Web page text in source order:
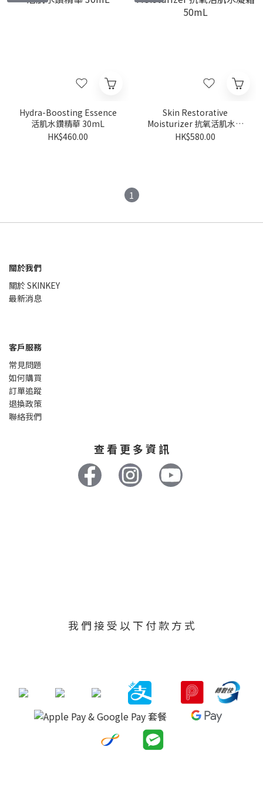
Hydra-Boosting Essence
活肌水鑽精華 30mL
HK$460.00
Skin Restorative
Moisturizer 抗氧活肌水凝
霜 50mL
HK$580.00
1
關於我們
關於 SKINKEY
最新消息
客戶服務
常見問題
如何購買
訂單追蹤
退換政策
聯絡我們
查 看 更 多 資 訊
我 們 接 受 以 下 付 款 方 式